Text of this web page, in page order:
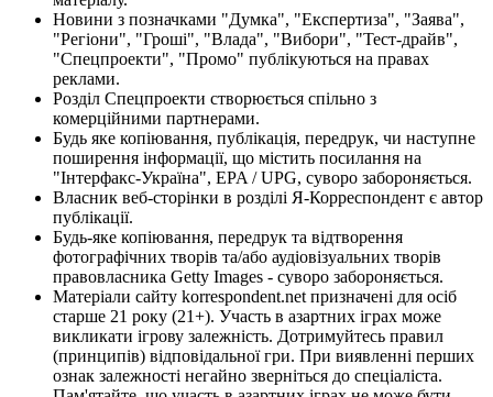
Новини з позначками "Думка", "Експертиза", "Заява",
"Регіони", "Гроші", "Влада", "Вибори", "Тест-драйв",
"Спецпроекти", "Промо" публікуються на правах
реклами.
Розділ Спецпроекти створюється спільно з
комерційними партнерами.
Будь яке копіювання, публікація, передрук, чи наступне
поширення інформації, що містить посилання на
"Інтерфакс-Україна", EPA / UPG, суворо забороняється.
Власник веб-сторінки в розділі Я-Корреспондент є автор
публікації.
Будь-яке копіювання, передрук та відтворення
фотографічних творів та/або аудіовізуальних творів
правовласника Getty Images - суворо забороняється.
Матеріали сайту korrespondent.net призначені для осіб
старше 21 року (21+). Участь в азартних іграх може
викликати ігрову залежність. Дотримуйтесь правил
(принципів) відповідальної гри. При виявленні перших
ознак залежності негайно зверніться до спеціаліста.